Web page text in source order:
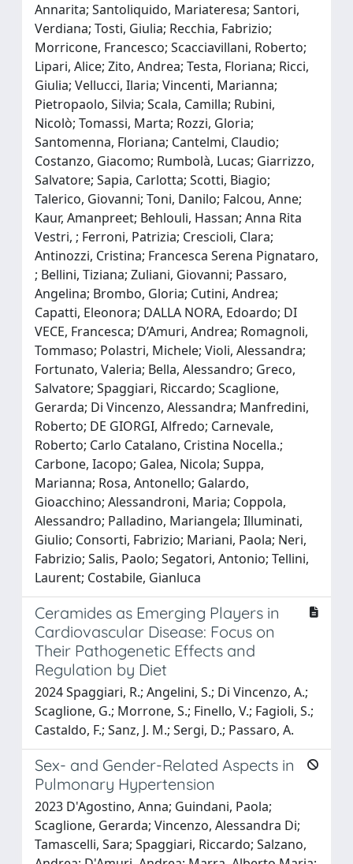
Annarita; Santoliquido, Mariateresa; Santori,
Verdiana; Tosti, Giulia; Recchia, Fabrizio;
Morricone, Francesco; Scacciavillani, Roberto;
Lipari, Alice; Zito, Andrea; Testa, Floriana; Ricci,
Giulia; Vellucci, Ilaria; Vincenti, Marianna;
Pietropaolo, Silvia; Scala, Camilla; Rubini,
Nicolò; Tomassi, Marta; Rozzi, Gloria;
Santomenna, Floriana; Cantelmi, Claudio;
Costanzo, Giacomo; Rumbolà, Lucas; Giarrizzo,
Salvatore; Sapia, Carlotta; Scotti, Biagio;
Talerico, Giovanni; Toni, Danilo; Falcou, Anne;
Kaur, Amanpreet; Behlouli, Hassan; Anna Rita
Vestri, ; Ferroni, Patrizia; Crescioli, Clara;
Antinozzi, Cristina; Francesca Serena Pignataro,
; Bellini, Tiziana; Zuliani, Giovanni; Passaro,
Angelina; Brombo, Gloria; Cutini, Andrea;
Capatti, Eleonora; DALLA NORA, Edoardo; DI
VECE, Francesca; D’Amuri, Andrea; Romagnoli,
Tommaso; Polastri, Michele; Violi, Alessandra;
Fortunato, Valeria; Bella, Alessandro; Greco,
Salvatore; Spaggiari, Riccardo; Scaglione,
Gerarda; Di Vincenzo, Alessandra; Manfredini,
Roberto; DE GIORGI, Alfredo; Carnevale,
Roberto; Carlo Catalano, Cristina Nocella.;
Carbone, Iacopo; Galea, Nicola; Suppa,
Marianna; Rosa, Antonello; Galardo,
Gioacchino; Alessandroni, Maria; Coppola,
Alessandro; Palladino, Mariangela; Illuminati,
Giulio; Consorti, Fabrizio; Mariani, Paola; Neri,
Fabrizio; Salis, Paolo; Segatori, Antonio; Tellini,
Laurent; Costabile, Gianluca
Ceramides as Emerging Players in
Cardiovascular Disease: Focus on
Their Pathogenetic Effects and
Regulation by Diet
2024 Spaggiari, R.; Angelini, S.; Di Vincenzo, A.;
Scaglione, G.; Morrone, S.; Finello, V.; Fagioli, S.;
Castaldo, F.; Sanz, J. M.; Sergi, D.; Passaro, A.
Sex- and Gender-Related Aspects in
Pulmonary Hypertension
2023 D'Agostino, Anna; Guindani, Paola;
Scaglione, Gerarda; Vincenzo, Alessandra Di;
Tamascelli, Sara; Spaggiari, Riccardo; Salzano,